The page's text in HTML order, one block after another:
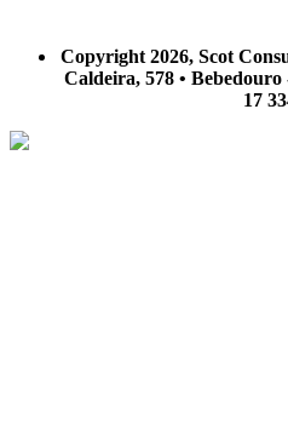
Copyright 2026, Scot
Caldeira, 578 • Bebedouro
17